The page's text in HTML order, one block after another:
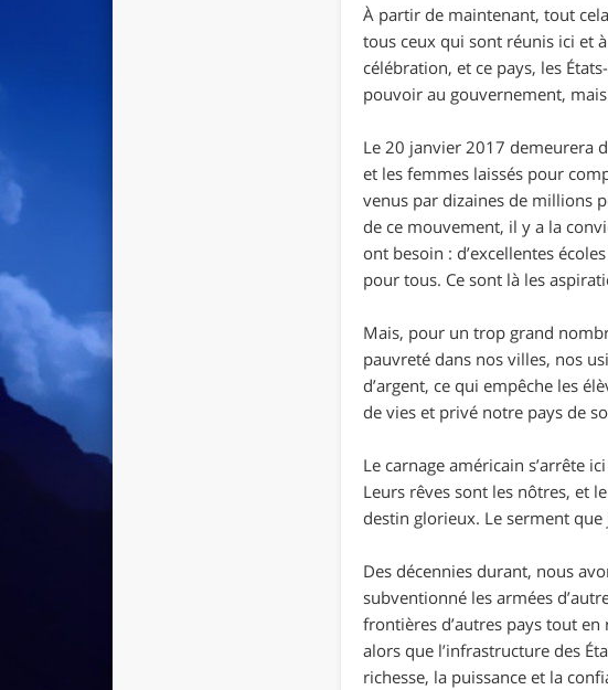
À partir de maintenant, tout
tous ceux qui sont réunis ici et
célébration, et ce pays, les
pouvoir au gouvernement,
Le 20 janvier 2017 demeurera
et les femmes laissés pour
venus par dizaines de millions
de ce mouvement, il y a la
ont besoin : d’excellentes
pour tous. Ce sont là les
Mais, pour un trop grand
pauvreté dans nos villes, nos
d’argent, ce qui empêche les
de vies et privé notre pays de
Le carnage américain s’arrête
Leurs rêves sont les nôtres, et
destin glorieux. Le serment que
Des décennies durant, nous
subventionné les armées
frontières d’autres pays tout
alors que l’infrastructure des
richesse, la puissance et la